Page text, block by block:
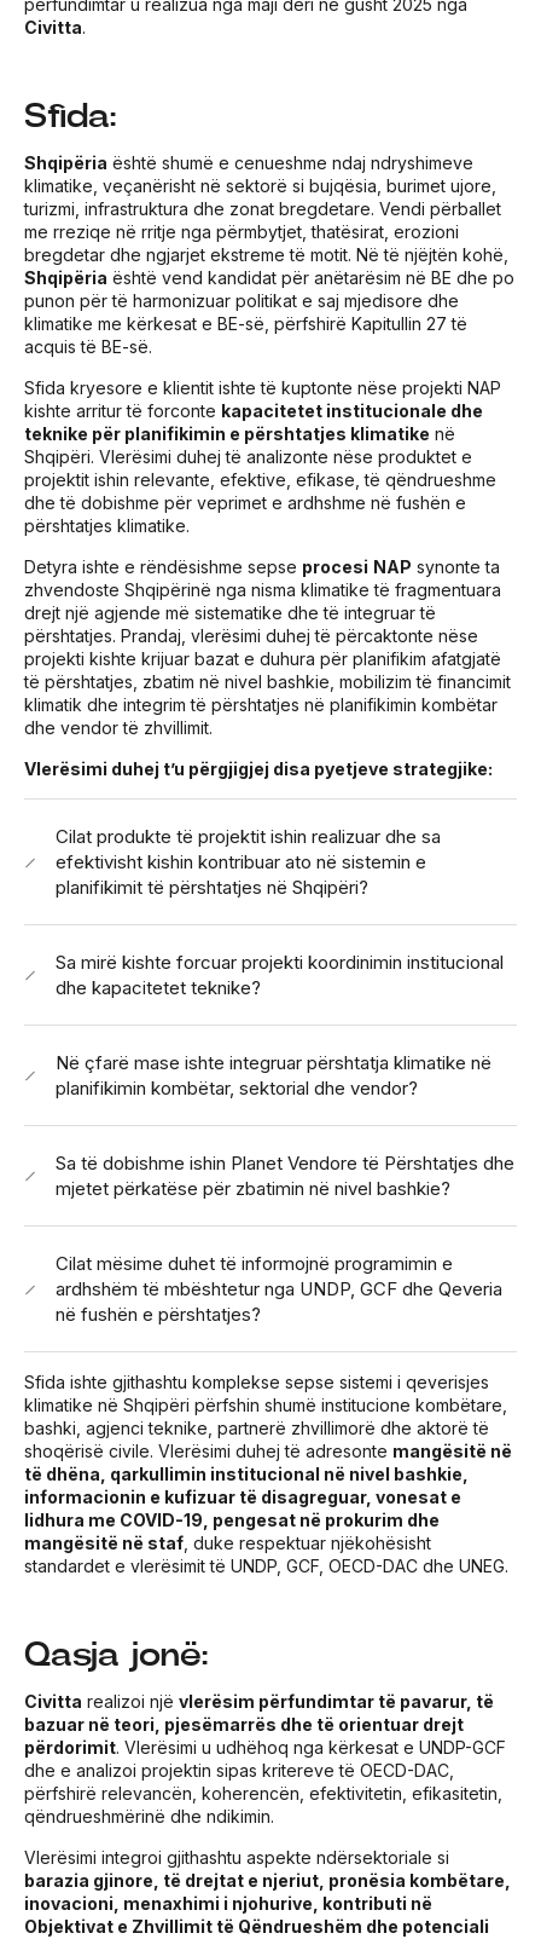
përfundimtar u realizua nga maji deri në gusht 2025 nga
Civitta.
Sfida:
Shqipëria është shumë e cenueshme ndaj ndryshimeve
klimatike, veçanërisht në sektorë si bujqësia, burimet ujore,
turizmi, infrastruktura dhe zonat bregdetare. Vendi përballet
me rreziqe në rritje nga përmbytjet, thatësirat, erozioni
bregdetar dhe ngjarjet ekstreme të motit. Në të njëjtën kohë,
Shqipëria është vend kandidat për anëtarësim në BE dhe po
punon për të harmonizuar politikat e saj mjedisore dhe
klimatike me kërkesat e BE-së, përfshirë Kapitullin 27 të
acquis të BE-së.
Sfida kryesore e klientit ishte të kuptonte nëse projekti NAP
kishte arritur të forconte kapacitetet institucionale dhe
teknike për planifikimin e përshtatjes klimatike në
Shqipëri. Vlerësimi duhej të analizonte nëse produktet e
projektit ishin relevante, efektive, efikase, të qëndrueshme
dhe të dobishme për veprimet e ardhshme në fushën e
përshtatjes klimatike.
Detyra ishte e rëndësishme sepse procesi NAP synonte ta
zhvendoste Shqipërinë nga nisma klimatike të fragmentuara
drejt një agjende më sistematike dhe të integruar të
përshtatjes. Prandaj, vlerësimi duhej të përcaktonte nëse
projekti kishte krijuar bazat e duhura për planifikim afatgjatë
të përshtatjes, zbatim në nivel bashkie, mobilizim të financimit
klimatik dhe integrim të përshtatjes në planifikimin kombëtar
dhe vendor të zhvillimit.
Vlerësimi duhej t’u përgjigjej disa pyetjeve strategjike:
Cilat produkte të projektit ishin realizuar dhe sa
efektivisht kishin kontribuar ato në sistemin e
planifikimit të përshtatjes në Shqipëri?
Sa mirë kishte forcuar projekti koordinimin institucional
dhe kapacitetet teknike?
Në çfarë mase ishte integruar përshtatja klimatike në
planifikimin kombëtar, sektorial dhe vendor?
Sa të dobishme ishin Planet Vendore të Përshtatjes dhe
mjetet përkatëse për zbatimin në nivel bashkie?
Cilat mësime duhet të informojnë programimin e
ardhshëm të mbështetur nga UNDP, GCF dhe Qeveria
në fushën e përshtatjes?
Sfida ishte gjithashtu komplekse sepse sistemi i qeverisjes
klimatike në Shqipëri përfshin shumë institucione kombëtare,
bashki, agjenci teknike, partnerë zhvillimorë dhe aktorë të
shoqërisë civile. Vlerësimi duhej të adresonte mangësitë në
të dhëna, qarkullimin institucional në nivel bashkie,
informacionin e kufizuar të disagreguar, vonesat e
lidhura me COVID-19, pengesat në prokurim dhe
mangësitë në staf , duke respektuar njëkohësisht
standardet e vlerësimit të UNDP, GCF, OECD-DAC dhe UNEG.
Qasja jonë:
Civitta realizoi një vlerësim përfundimtar të pavarur, të
bazuar në teori, pjesëmarrës dhe të orientuar drejt
përdorimit. Vlerësimi u udhëhoq nga kërkesat e UNDP-GCF
dhe e analizoi projektin sipas kritereve të OECD-DAC,
përfshirë relevancën, koherencën, efektivitetin, efikasitetin,
qëndrueshmërinë dhe ndikimin.
Vlerësimi integroi gjithashtu aspekte ndërsektoriale si
barazia gjinore, të drejtat e njeriut, pronësia kombëtare,
inovacioni, menaxhimi i njohurive, kontributi në
Objektivat e Zhvillimit të Qëndrueshëm dhe potenciali